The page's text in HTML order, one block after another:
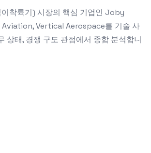
착륙기) 시장의 핵심 기업인 Joby
Vertical Aerospace를 기술 사
상태, 경쟁 구도 관점에서 종합 분석합니